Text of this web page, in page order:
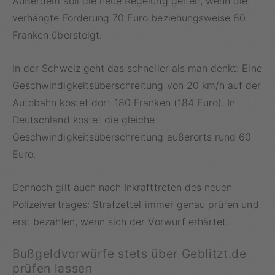
verhängte Forderung 70 Euro beziehungsweise 80
Franken übersteigt.
In der Schweiz geht das schneller als man denkt: Eine
Geschwindigkeitsüberschreitung von 20 km/h auf der
Autobahn kostet dort 180 Franken (184 Euro). In
Deutschland kostet die gleiche
Geschwindigkeitsüberschreitung außerorts rund 60
Euro.
Dennoch gilt auch nach Inkrafttreten des neuen
Polizeivertrages: Strafzettel immer genau prüfen und
erst bezahlen, wenn sich der Vorwurf erhärtet.
Bußgeldvorwürfe stets über Geblitzt.de
prüfen lassen